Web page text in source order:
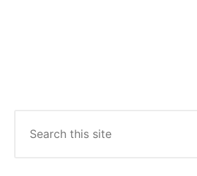
for: